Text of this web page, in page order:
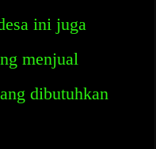
ini juga
menjual
dibutuhkan